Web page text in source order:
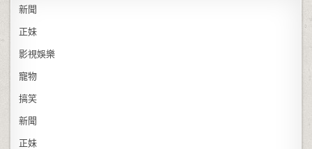
新聞
正妹
影視娛樂
寵物
搞笑
新聞
正妹